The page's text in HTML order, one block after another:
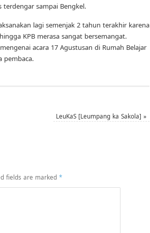
terdengar sampai Bengkel.
lagi semenjak 2 tahun terakhir karena
KPB merasa sangat bersemangat.
acara 17 Agustusan di Rumah Belajar
pembaca.
LeuKaS [Leumpang ka Sakola]»
fields are marked *